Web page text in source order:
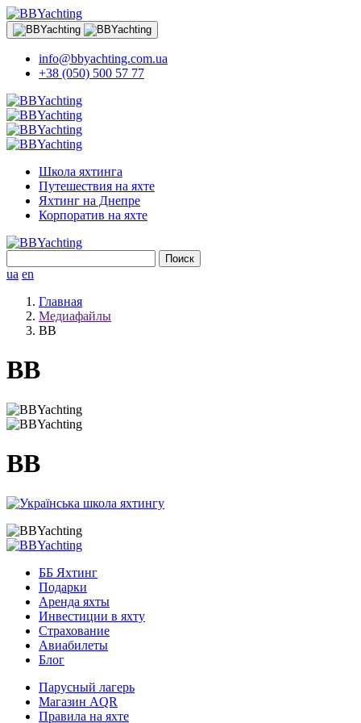
info@bbyachting.com.ua
+38 (050) 500 57 77
Школа яхтинга
Путешествия на яхте
Яхтинг на Днепре
Корпоратив на яхте
ua en
Главная
Медиафайлы
BB
BB
BB
ББ Яхтинг
Подарки
Аренда яхты
Инвестиции в яхту
Страхование
Авиабилеты
Блог
Парусный лагерь
Магазин AQR
Правила на яхте